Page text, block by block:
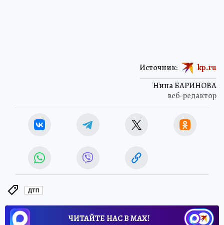
Нина БАРИНОВА
веб-редактор
Источник: kp.ru
ДТП
ЧИТАЙТЕ НАС В МАХ!